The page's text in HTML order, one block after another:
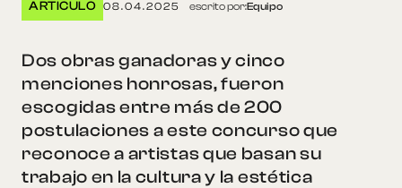
ARTICULO 08.04.2025 escrito por:Equipo
Dos obras ganadoras y cinco
menciones honrosas, fueron
escogidas entre más de 200
postulaciones a este concurso que
reconoce a artistas que basan su
trabajo en la cultura y la estética